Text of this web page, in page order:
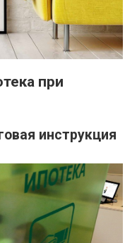
при
инструкция